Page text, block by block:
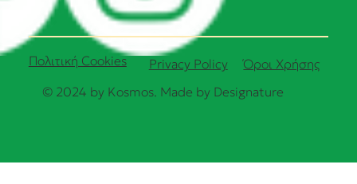
© 2024 by Kosmos. Made by Designature
Πολιτική Cookies Όροι Χρήσης
Privacy Policy